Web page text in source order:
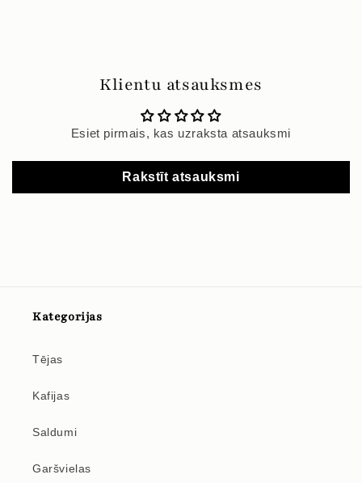
Klientu atsauksmes
Esiet pirmais, kas uzraksta atsauksmi
Rakstīt atsauksmi
Kategorijas
Tējas
Kafijas
Saldumi
Garšvielas